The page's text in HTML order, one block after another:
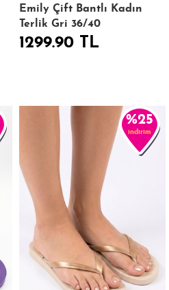
Emily Çift Bantlı Kadın
Terlik Gri 36/40
1299.90 TL
%25
indirim